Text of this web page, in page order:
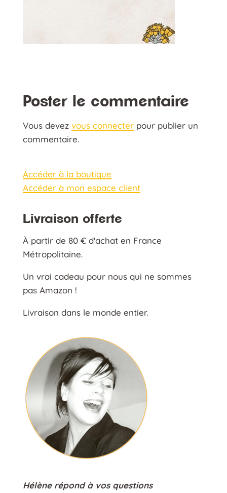
Poster le commentaire
Vous devez vous connecterpour publier un
commentaire.
Accéder à la boutique
Accéder à mon espace client
Livraison offerte
À partir de 80 € d'achat en France
Métropolitaine.
Un vrai cadeau pour nous qui ne sommes
pas Amazon !
Livraison dans le monde entier.
Hélène répond à vos questions